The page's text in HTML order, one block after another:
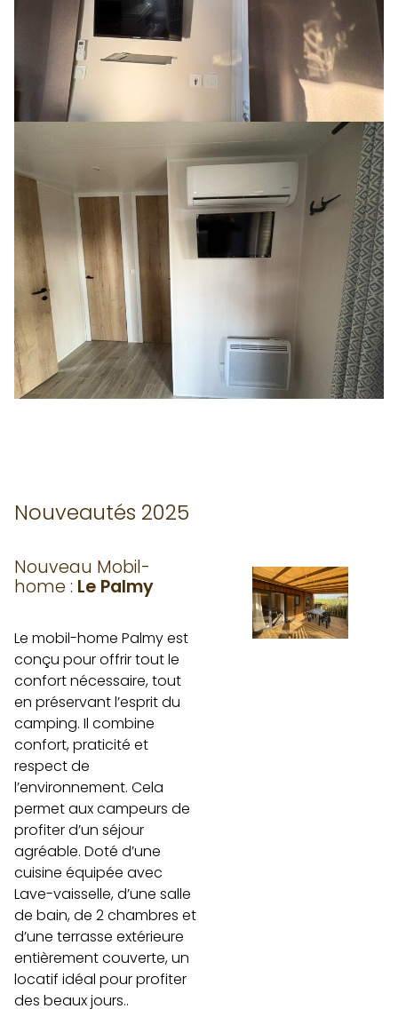
Nouveautés 2025
Nouveau Mobil-
home : Le Palmy
Le mobil-home Palmy est
conçu pour offrir tout le
confort nécessaire, tout
en préservant l’esprit du
camping. Il combine
confort, praticité et
respect de
l’environnement. Cela
permet aux campeurs de
profiter d’un séjour
agréable. Doté d’une
cuisine équipée avec
Lave-vaisselle, d’une salle
de bain, de 2 chambres et
d’une terrasse extérieure
entièrement couverte, un
locatif idéal pour profiter
des beaux jours..